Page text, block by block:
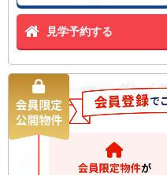
見学予約する
新築一戸建て
グレイ
丁目 新築一戸建